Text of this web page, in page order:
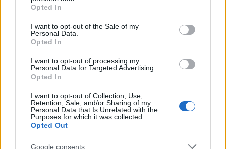
grant or deny consent to Google and its third-party tags to
use your data for below specified purposes in below Google
consent section.
Opted In
I want to opt-out of the Sale of my
Personal Data.
Opted In
I want to opt-out of processing my
Personal Data for Targeted Advertising.
Opted In
I want to opt-out of Collection, Use,
Retention, Sale, and/or Sharing of my
Personal Data that Is Unrelated with the
Purposes for which it was collected.
Opted Out
Google consents
UJA obtiene cuatro ayudas del programa
Beatriz Galindo en 2026
La Universidad de Jaén ha obtenido cuatro ayudas…